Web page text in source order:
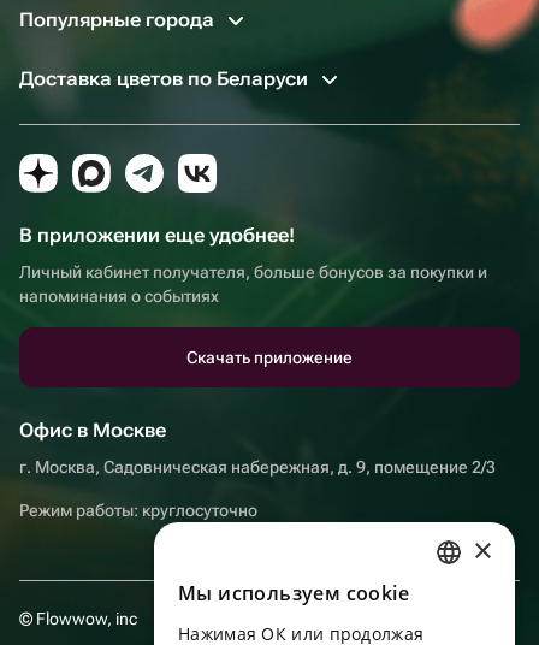
Популярные города
Доставка цветов по Беларуси
В приложении еще удобнее!
Личный кабинет получателя, больше бонусов за покупки и
напоминания о событиях
Скачать приложение
Офис в Москве
г. Москва, Садовническая набережная, д. 9, помещение 2/3
Режим работы: круглосуточно
© Flowwow, inc
ENGLISH
×
Мы используем сookie
Нажимая ОК или продолжая